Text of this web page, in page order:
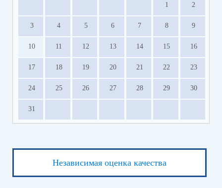
1 2
3 4 5 6 7 8 9
10 11 12 13 14 15 16
17 18 19 20 21 22 23
24 25 26 27 28 29 30
31
Независимая оценка качества